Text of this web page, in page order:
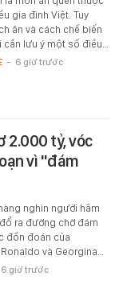
gia đình Việt. Tuy
ăn và cách chế biến
cần lưu ý một số điều…
- 6 giờ trước
2.000 tỷ, vóc
vì "đám
nghìn người hâm
ra đường chờ đám
đồn đoán của
và Georgina…
6 giờ trước